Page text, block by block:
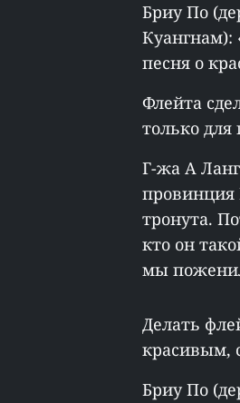
Бриу По
Куангнам):
песня о
Флейта
только
Г-жа А
провинция
тронута.
кто он
мы
Делать
красивым,
Бриу По